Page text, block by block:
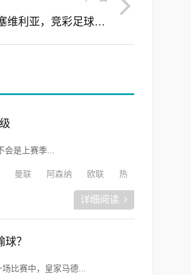
周五西甲：皇家社会VS塞维利亚，竞彩足球赛事赛前分析推荐
会是上赛季...
曼联 阿森纳 欧联
热
详细阅读
？
比赛中，皇家马德...